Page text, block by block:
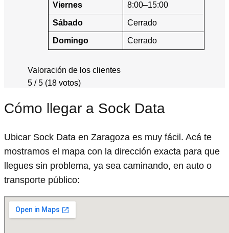
Viernes 8:00–15:00
Sábado Cerrado
Domingo Cerrado
Valoración de los clientes
5 / 5 (18 votos)
Cómo llegar a Sock Data
Ubicar Sock Data en Zaragoza es muy fácil. Acá te
mostramos el mapa con la dirección exacta para que
llegues sin problema, ya sea caminando, en auto o
transporte público: